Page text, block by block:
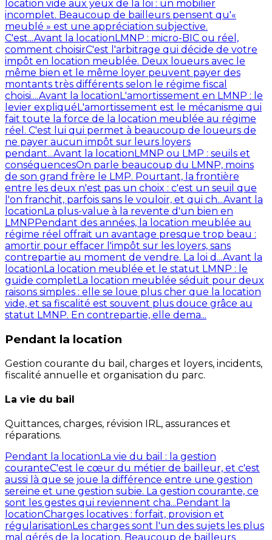
location vide aux yeux de la loi : un mobilier
incomplet. Beaucoup de bailleurs pensent qu'«
meublé » est une appréciation subjective.
C'est...Avant la locationLMNP : micro-BIC ou réel,
comment choisirC'est l'arbitrage qui décide de votre
impôt en location meublée. Deux loueurs avec le
même bien et le même loyer peuvent payer des
montants très différents selon le régime fiscal
choisi....Avant la locationL'amortissement en LMNP : le
levier expliquéL'amortissement est le mécanisme qui
fait toute la force de la location meublée au régime
réel. C'est lui qui permet à beaucoup de loueurs de
ne payer aucun impôt sur leurs loyers
pendant...Avant la locationLMNP ou LMP : seuils et
conséquencesOn parle beaucoup du LMNP, moins
de son grand frère le LMP. Pourtant, la frontière
entre les deux n'est pas un choix : c'est un seuil que
l'on franchit, parfois sans le vouloir, et qui ch...Avant la
locationLa plus-value à la revente d'un bien en
LMNPPendant des années, la location meublée au
régime réel offrait un avantage presque trop beau :
amortir pour effacer l'impôt sur les loyers, sans
contrepartie au moment de vendre. La loi d...Avant la
locationLa location meublée et le statut LMNP : le
guide completLa location meublée séduit pour deux
raisons simples : elle se loue plus cher que la location
vide, et sa fiscalité est souvent plus douce grâce au
statut LMNP. En contrepartie, elle dema...
Pendant la location
Gestion courante du bail, charges et loyers, incidents,
fiscalité annuelle et organisation du parc.
La vie du bail
Quittances, charges, révision IRL, assurances et
réparations.
Pendant la locationLa vie du bail : la gestion
couranteC'est le cœur du métier de bailleur, et c'est
aussi là que se joue la différence entre une gestion
sereine et une gestion subie. La gestion courante, ce
sont les gestes qui reviennent cha...Pendant la
locationCharges locatives : forfait, provision et
régularisationLes charges sont l'un des sujets les plus
mal gérés de la location. Beaucoup de bailleurs